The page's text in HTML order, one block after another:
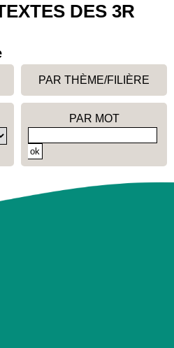
DES 3R
PAR THÈME/FILIÈRE
PAR MOT